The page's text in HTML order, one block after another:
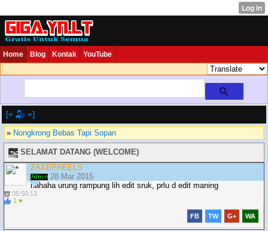
Home Blog Kontak YouTube
[= =]
» Nongkrong Bebas Tapi Sopan
SELAMAT DATANG (WELCOME)
ZAXEPREELS
28 Mar 2015
hahaha urung rampung lih edit sruk, prlu d edit maning
05:50:13
1 ♥
FB TW G+ WA